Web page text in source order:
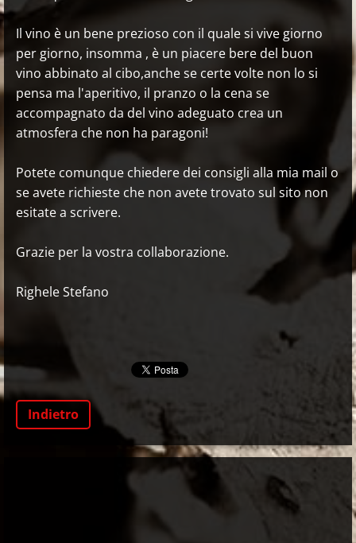
Il vino è un bene prezioso con il quale si vive giorno
per giorno, insomma , è un piacere bere del buon
vino abbinato al cibo,anche se certe volte non lo si
pensa ma l'aperitivo, il pranzo o la cena se
accompagnato da del vino adeguato crea un
atmosfera che non ha paragoni!
Potete comunque chiedere dei consigli alla mia mail o
se avete richieste che non avete trovato sul sito non
esitate a scrivere.
Grazie per la vostra collaborazione.
Righele Stefano
Indietro